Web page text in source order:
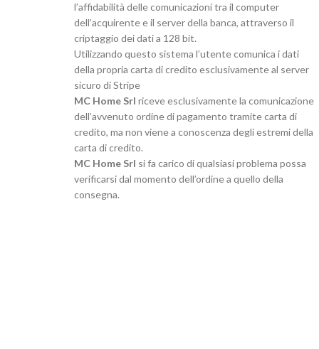
l’affidabilità delle comunicazioni tra il computer
dell’acquirente e il server della banca, attraverso il
criptaggio dei dati a 128 bit.
Utilizzando questo sistema l’utente comunica i dati
della propria carta di credito esclusivamente al server
sicuro di Stripe
MC Home Srl riceve esclusivamente la comunicazione
dell’avvenuto ordine di pagamento tramite carta di
credito, ma non viene a conoscenza degli estremi della
carta di credito.
MC Home Srl si fa carico di qualsiasi problema possa
verificarsi dal momento dell’ordine a quello della
consegna.